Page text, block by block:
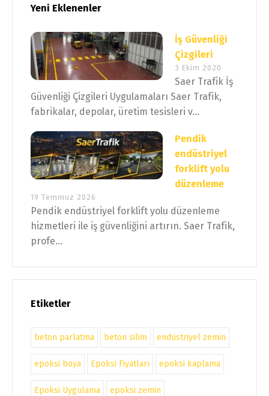
Yeni Eklenenler
İş Güvenliği
Çizgileri
3 Ekim 2020
Saer Trafik İş
Güvenliği Çizgileri Uygulamaları Saer Trafik,
fabrikalar, depolar, üretim tesisleri v...
Pendik
endüstriyel
forklift yolu
düzenleme
19 Temmuz 2026
Pendik endüstriyel forklift yolu düzenleme
hizmetleri ile iş güvenliğini artırın. Saer Trafik,
profe...
Etiketler
beton parlatma beton silim endüstriyel zemin
epoksi boya Epoksi Fiyatları epoksi kaplama
Epoksi Uygulama epoksi zemin